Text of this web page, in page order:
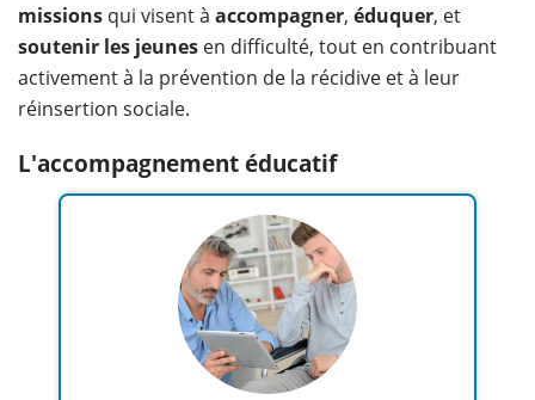
missions qui visent à accompagner, éduquer, et
soutenir les jeunes en difficulté, tout en contribuant
activement à la prévention de la récidive et à leur
réinsertion sociale.
L'accompagnement éducatif